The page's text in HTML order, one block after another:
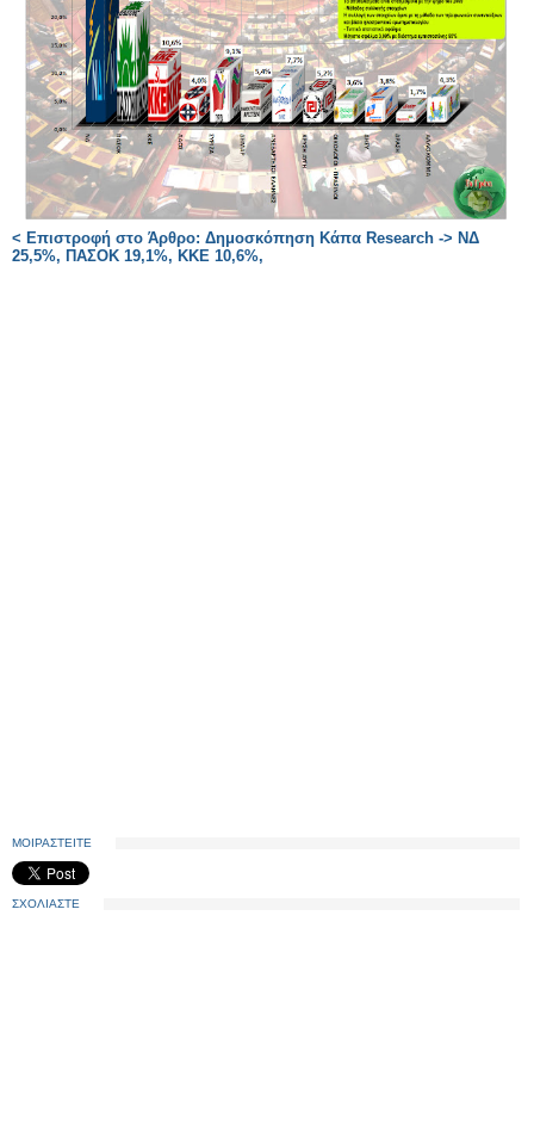
< Επιστροφή στο Άρθρο: Δημοσκόπηση Κάπα Research -> ΝΔ
25,5%, ΠΑΣΟΚ 19,1%, ΚΚΕ 10,6%,
ΜΟΙΡΑΣΤΕΙΤΕ
ΣΧΟΛΙΑΣΤΕ